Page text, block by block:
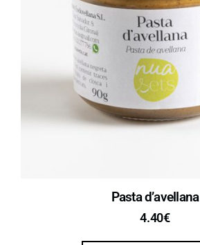
Pasta d’avellana​
4.40€